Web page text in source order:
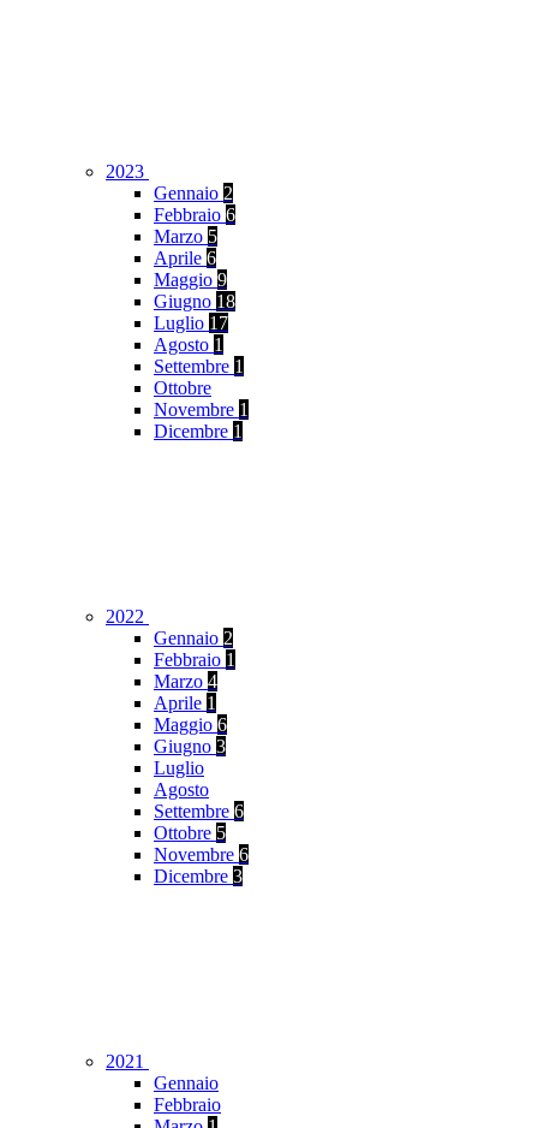
2023
Gennaio 2
Febbraio 6
Marzo 5
Aprile 6
Maggio 9
Giugno 18
Luglio 17
Agosto 1
Settembre 1
Ottobre
Novembre 1
Dicembre 1
2022
Gennaio 2
Febbraio 1
Marzo 4
Aprile 1
Maggio 6
Giugno 3
Luglio
Agosto
Settembre 6
Ottobre 5
Novembre 6
Dicembre 3
2021
Gennaio
Febbraio